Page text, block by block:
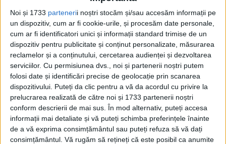
Noi și 1733 partenerii noștri stocăm și/sau accesăm informații pe
un dispozitiv, cum ar fi cookie-urile, și procesăm date personale,
cum ar fi identificatori unici și informații standard trimise de un
dispozitiv pentru publicitate și conținut personalizate, măsurarea
reclamelor și a conținutului, cercetarea audienței și dezvoltarea
serviciilor. Cu permisiunea dvs., noi și partenerii noștri putem
folosi date și identificări precise de geolocație prin scanarea
dispozitivului. Puteți da clic pentru a vă da acordul cu privire la
prelucrarea realizată de către noi și 1733 partenerii noștri
conform descrierii de mai sus. În mod alternativ, puteți accesa
informații mai detaliate și vă puteți schimba preferințele înainte
de a vă exprima consimțământul sau puteți refuza să vă dați
consimțământul. Vă rugăm să rețineți că este posibil ca anumite
ARTICOLE ONLINE
Poeta care a demisionat în 1988 din cauza cenzurii
regimului Ceaușescu împlinește 80 de ani
S-a născut la 23 ianuarie 1940, în comuna Godeni din judeţul
Argeş. Este licenţiată a Facultăţii...